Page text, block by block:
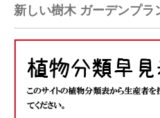
新しい樹木 ガーデンプラ